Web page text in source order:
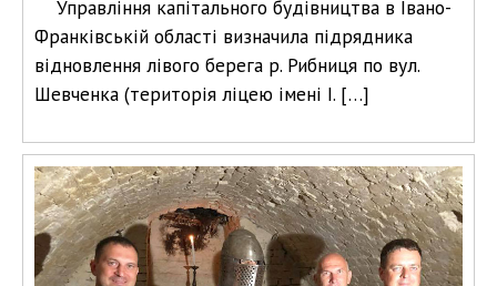
Управління капітального будівництва в Івано-
Франківській області визначила підрядника
відновлення лівого берега р. Рибниця по вул.
Шевченка (територія ліцею імені І. […]